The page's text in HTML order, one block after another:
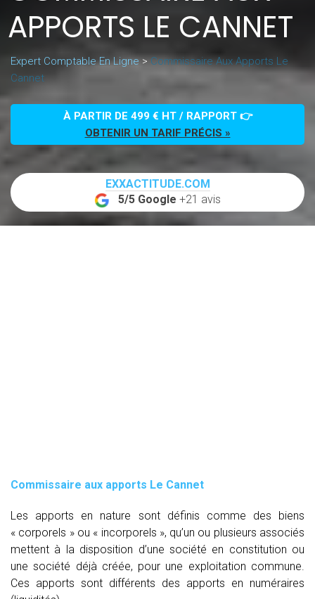
APPORTS LE CANNET
Expert Comptable En Ligne>Commissaire Aux Apports Le
Cannet
À PARTIR DE 499 € HT / RAPPORT 👉
OBTENIR UN TARIF PRÉCIS »
EXXACTITUDE.COM
5/5 Google +21 avis
Commissaire aux apports Le Cannet
Les apports en nature sont définis comme des biens
« corporels » ou « incorporels », qu’un ou plusieurs associés
mettent à la disposition d’une société en constitution ou
une société déjà créée, pour une exploitation commune.
Ces apports sont différents des apports en numéraires